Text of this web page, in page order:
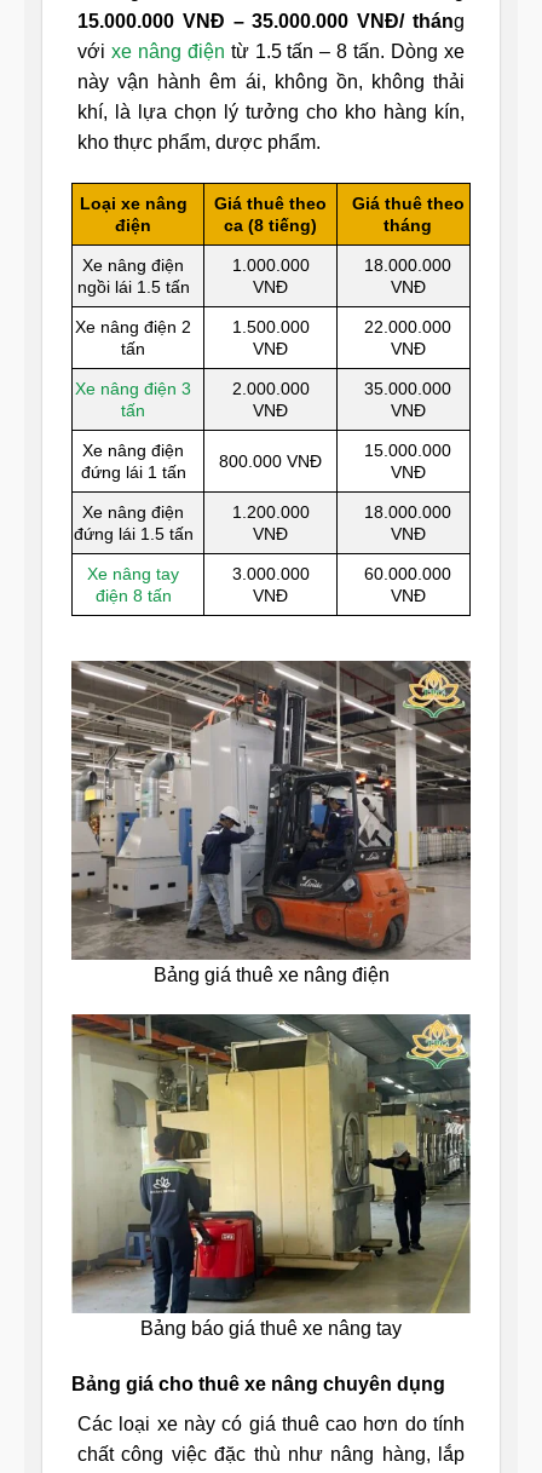
15.000.000 VNĐ – 35.000.000 VNĐ/ tháng
với xe nâng điện từ 1.5 tấn – 8 tấn. Dòng xe
này vận hành êm ái, không ồn, không thải
khí, là lựa chọn lý tưởng cho kho hàng kín,
kho thực phẩm, dược phẩm.
Loại xe nâng
điện
Giá thuê theo
ca (8 tiếng)
Giá thuê theo
tháng
Xe nâng điện
ngồi lái 1.5 tấn
1.000.000
VNĐ
18.000.000
VNĐ
Xe nâng điện 2
tấn
1.500.000
VNĐ
22.000.000
VNĐ
Xe nâng điện 3
tấn
2.000.000
VNĐ
35.000.000
VNĐ
Xe nâng điện
đứng lái 1 tấn
800.000 VNĐ
15.000.000
VNĐ
Xe nâng điện
đứng lái 1.5 tấn
1.200.000
VNĐ
18.000.000
VNĐ
Xe nâng tay
điện 8 tấn
3.000.000
VNĐ
60.000.000
VNĐ
Bảng giá thuê xe nâng điện
Bảng báo giá thuê xe nâng tay
Bảng giá cho thuê xe nâng chuyên dụng
Các loại xe này có giá thuê cao hơn do tính
chất công việc đặc thù như nâng hàng, lắp